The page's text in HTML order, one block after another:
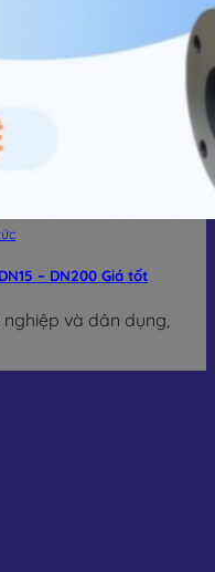
– DN200 Giá tốt
và dân dụng,